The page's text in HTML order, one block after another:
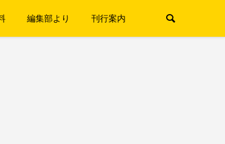
編集部より 刊行案内